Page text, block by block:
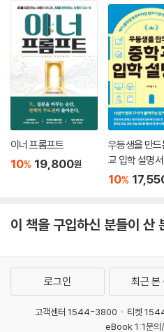
이너 프롬프트
10% 19,800원
우등생을 만
교 입학 설명서
10%
이 책을 구입하신 분들이 산
로그인 최근 본
고객센터 1544-3800 티켓
eBook 1:1문의